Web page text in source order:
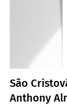
São
Anthony